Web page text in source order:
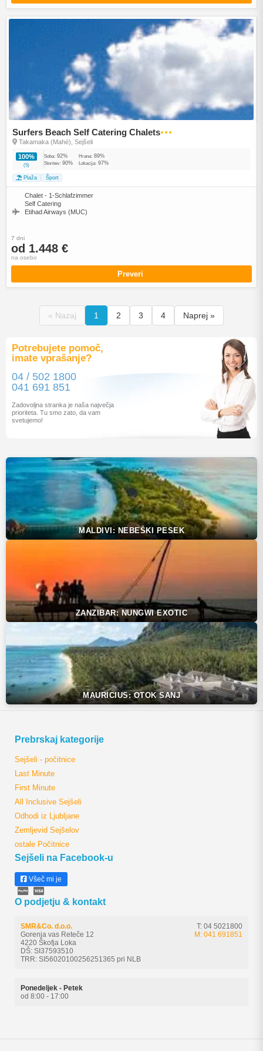
Potrebujete pomoč,
imate vprašanje?
04 / 502 1800
041 691 851
Zadovoljna stranka je naša največja
prioriteta. Tu smo zato, da vam
svetujemo!
MALDIVI: NEBEŠKI PESEK
ZANZIBAR: NUNGWI EXOTIC
MAURICIUS: OTOK SANJ
Surfers Beach Self Catering Chalets●●●
Takamaka (Mahé), Sejšeli
100%
(5)
Soba: 92% Hrana: 89%
Storitev: 90% Lokacija: 97%
Plaža Šport
Chalet - 1-Schlafzimmer
Self Catering
Etihad Airways (MUC)
7 dni
od 1.448 €
na osebo
Preveri
« Nazaj 1 2 3 4 Naprej »
Prebrskaj kategorije
Sejšeli - počitnice
Last Minute
First Minute
All Inclusive Sejšeli
Odhodi iz Ljubljane
Zemljevid Sejšelov
ostale Počitnice
Sejšeli na Facebook-u
Všeč mi je
O podjetju & kontakt
SMR&Co. d.o.o.
Gorenja vas Reteče 12
4220 Škofja Loka
DŠ: SI37593510
TRR: SI56020100256251365 pri NLB
T: 04 5021800
M: 041 691851
Ponedeljek - Petek
od 8:00 - 17:00